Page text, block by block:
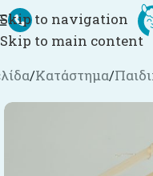
Skip to navigation
Skip to main content
/Κατάστημα/